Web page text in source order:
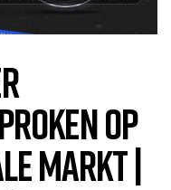
op
markt |